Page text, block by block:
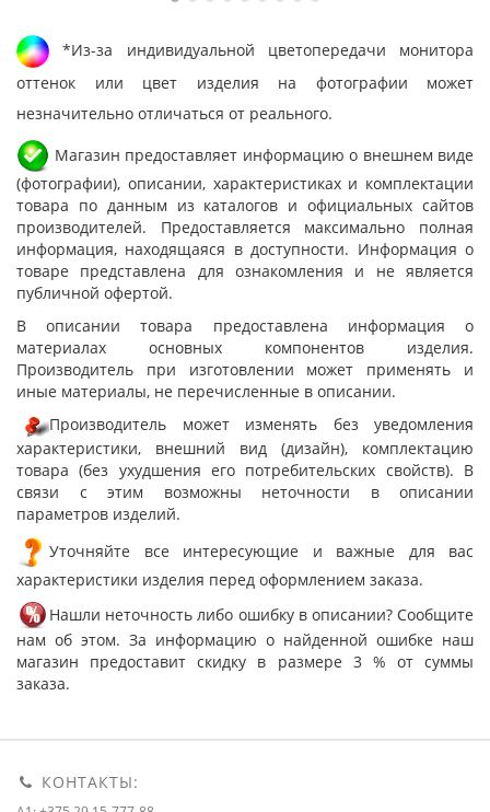
*Из-за индивидуальной цветопередачи монитора
оттенок или цвет изделия на фотографии может
незначительно отличаться от реального.
Магазин предоставляет информацию о внешнем виде
(фотографии), описании, характеристиках и комплектации
товара по данным из каталогов и официальных сайтов
производителей. Предоставляется максимально полная
информация, находящаяся в доступности. Информация о
товаре представлена для ознакомления и не является
публичной офертой.
В описании товара предоставлена информация о
материалах основных компонентов изделия.
Производитель при изготовлении может применять и
иные материалы, не перечисленные в описании.
Производитель может изменять без уведомления
характеристики, внешний вид (дизайн), комплектацию
товара (без ухудшения его потребительских свойств). В
связи с этим возможны неточности в описании
параметров изделий.
Уточняйте все интересующие и важные для вас
характеристики изделия перед оформлением заказа.
Нашли неточность либо ошибку в описании? Сообщите
нам об этом. За информацию о найденной ошибке наш
магазин предоставит скидку в размере 3 % от суммы
заказа.
КОНТАКТЫ: